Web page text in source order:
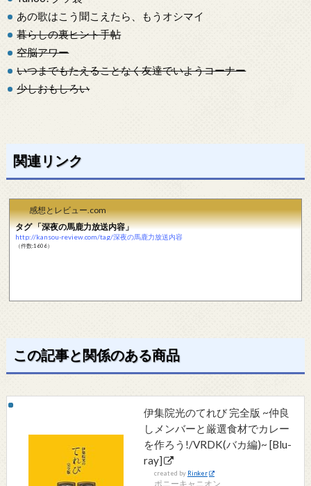
あの歌はこう聞こえたら、もうオシマイ
暮らしの裏ヒント手帖
空脳アワー
いつまでもたえることなく友達でいようコーナー
少しおもしろい
関連リンク
感想とレビュー.com
タグ 「深夜の馬鹿力放送内容」
http://kansou-review.com/tag/深夜の馬鹿力放送内容
（件数:1606）
この記事と関係のある商品
伊集院光のてれび 完全版 ~仲良
しメンバーと厳選食材でカレー
を作ろう!/VRDK(バカ編)~ [Blu-
ray]
created by Rinker
ポニーキャニオン